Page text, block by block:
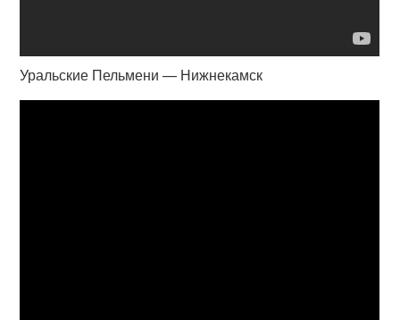
Уральские Пельмени — Нижнекамск